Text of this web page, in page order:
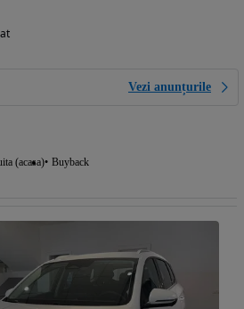
Vezi anunțurile
(acasa) Buyback